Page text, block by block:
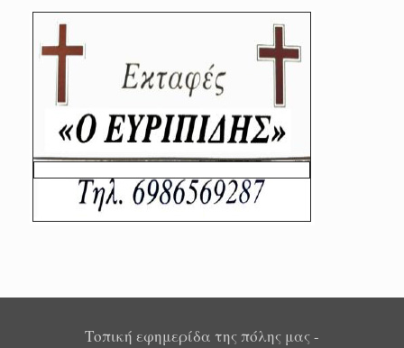
Τοπική εφημερίδα της πόλης μας -